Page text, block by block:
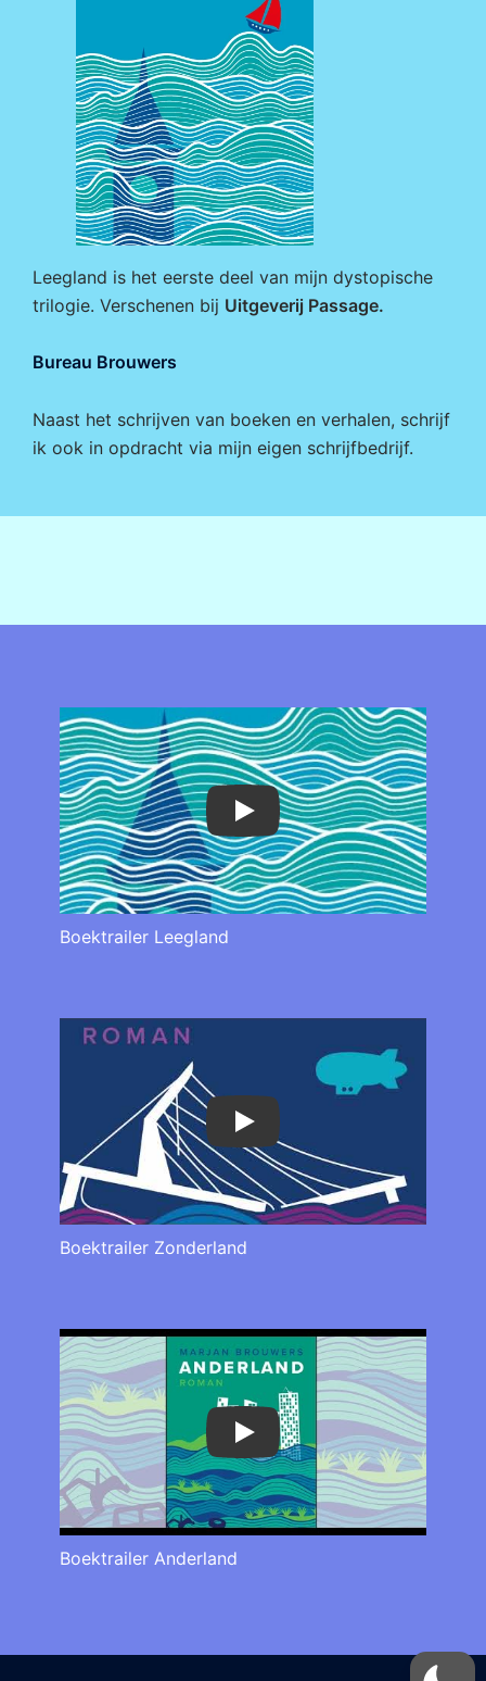
Leegland is het eerste deel van mijn dystopische
trilogie. Verschenen bij Uitgeverij Passage.
Bureau Brouwers
Naast het schrijven van boeken en verhalen, schrijf
ik ook in opdracht via mijn eigen schrijfbedrijf.
Play
Boektrailer Leegland
Play
Boektrailer Zonderland
Play
Boektrailer Anderland